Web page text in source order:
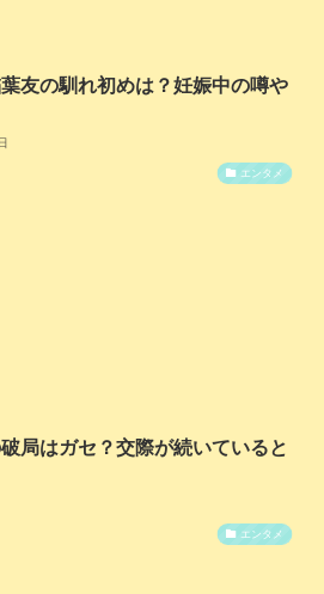
友の馴れ初めは？妊娠中の噂や
エンタメ
局はガセ？交際が続いていると
エンタメ